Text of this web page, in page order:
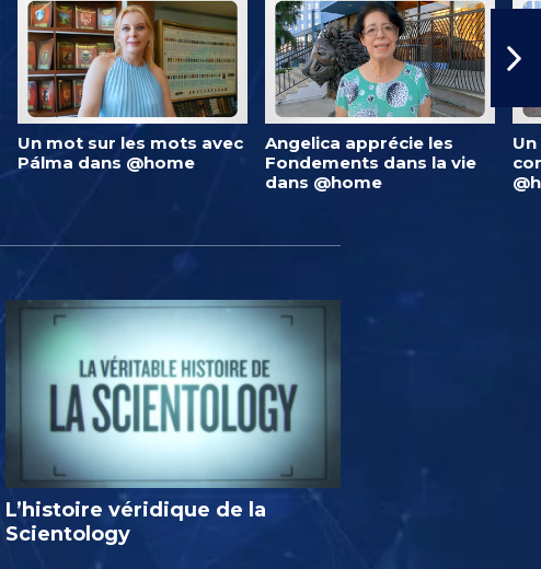
Un mot sur les mots avec
Pálma dans @home
Angelica apprécie les
Fondements dans la vie
dans @home
L’histoire véridique de la
Scientology